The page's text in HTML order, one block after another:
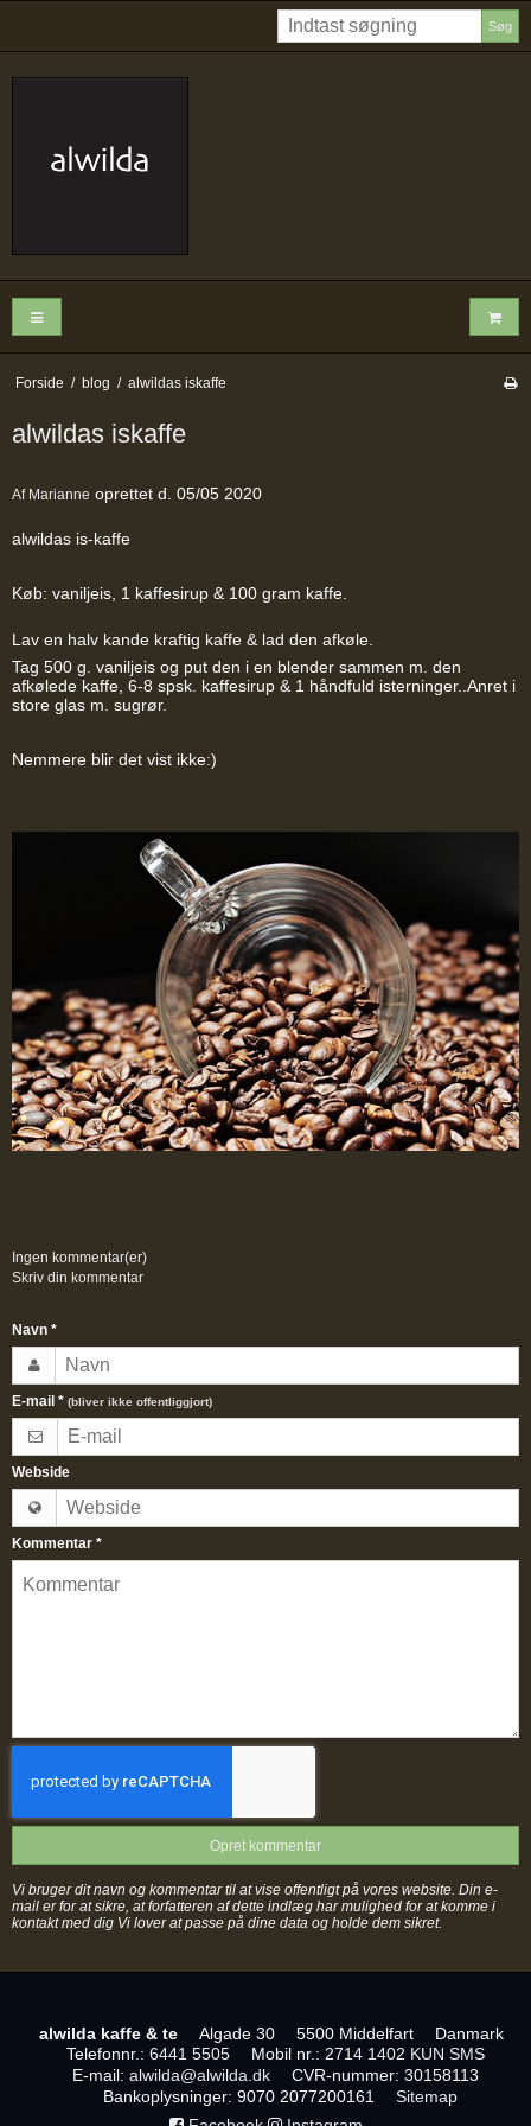
Søg
Forside / blog / alwildas iskaffe
alwildas iskaffe
Af Marianne oprettet d. 05/05 2020
alwildas is-kaffe
Køb: vaniljeis, 1 kaffesirup & 100 gram kaffe.
Lav en halv kande kraftig kaffe & lad den afkøle.
Tag 500 g. vaniljeis og put den i en blender sammen m. den
afkølede kaffe, 6-8 spsk. kaffesirup & 1 håndfuld isterninger..Anret i
store glas m. sugrør.
Nemmere blir det vist ikke:)
Ingen kommentar(er)
Skriv din kommentar
Navn *
E-mail * (bliver ikke offentliggjort)
Webside
Kommentar *
Opret kommentar
Vi bruger dit navn og kommentar til at vise offentligt på vores website. Din e-
mail er for at sikre, at forfatteren af dette indlæg har mulighed for at komme i
kontakt med dig Vi lover at passe på dine data og holde dem sikret.
alwilda kaffe & te Algade 30 5500 Middelfart
Danmark
Telefonnr.: 6441 5505 Mobil nr.: 2714 1402 KUN SMS
E-mail: alwilda@alwilda.dk CVR-nummer: 30158113
Bankoplysninger: 9070 2077200161
Sitemap